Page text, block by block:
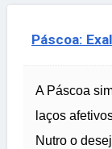
Páscoa:
A Páscoa
laços
Nutro o